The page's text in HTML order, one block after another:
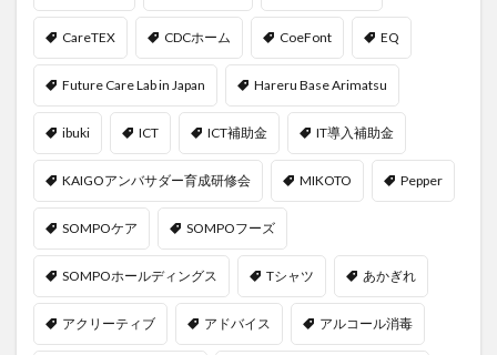
CareTEX CDCホーム CoeFont EQ
Future Care Lab in Japan Hareru Base Arimatsu
ibuki ICT ICT補助金 IT導入補助金
KAIGOアンバサダー育成研修会 MIKOTO Pepper
SOMPOケア SOMPOフーズ
SOMPOホールディングス Tシャツ あかぎれ
アクリーティブ アドバイス アルコール消毒